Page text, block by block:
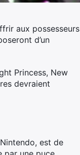
aux possesseurs
d’un
Princess, New
devraient
est de